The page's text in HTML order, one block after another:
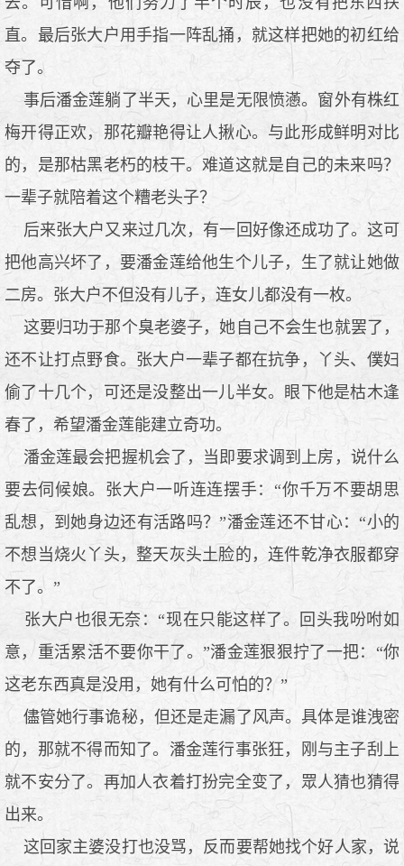
直。最后张大户用手指一阵乱捅，就这样把她的初红给
夺了。
事后潘金莲躺了半天，心里是无限愤懣。窗外有株红
梅开得正欢，那花瓣艳得让人揪心。与此形成鲜明对比
的，是那枯黑老朽的枝干。难道这就是自己的未来吗？
一辈子就陪着这个糟老头子？
后来张大户又来过几次，有一回好像还成功了。这可
把他高兴坏了，要潘金莲给他生个儿子，生了就让她做
二房。张大户不但没有儿子，连女儿都没有一枚。
这要归功于那个臭老婆子，她自己不会生也就罢了，
还不让打点野食。张大户一辈子都在抗争，丫头、僕妇
偷了十几个，可还是没整出一儿半女。眼下他是枯木逢
春了，希望潘金莲能建立奇功。
潘金莲最会把握机会了，当即要求调到上房，说什么
要去伺候娘。张大户一听连连摆手：“你千万不要胡思
乱想，到她身边还有活路吗？”潘金莲还不甘心：“小的
不想当烧火丫头，整天灰头土脸的，连件乾净衣服都穿
不了。”
张大户也很无奈：“现在只能这样了。回头我吩咐如
意，重活累活不要你干了。”潘金莲狠狠拧了一把：“你
这老东西真是没用，她有什么可怕的？”
儘管她行事诡秘，但还是走漏了风声。具体是谁洩密
的，那就不得而知了。潘金莲行事张狂，刚与主子刮上
就不安分了。再加人衣着打扮完全变了，眾人猜也猜得
出来。
这回家主婆没打也没骂，反而要帮她找个好人家，说